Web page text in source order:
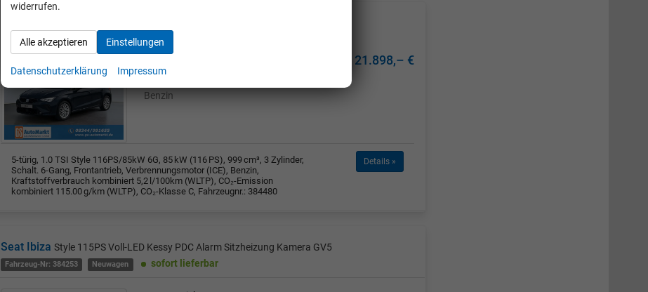
Fahrzeug-Nr: 384480 Neuwagen
Frontantrieb
Schalt. 6-Gang
Benzin
21.898,– €
5-türig, 1.0 TSI Style 116PS/85kW 6G, 85 kW (116 PS), 999 cm³, 3 Zylinder,
Schalt. 6-Gang, Frontantrieb, Verbrennungsmotor (ICE), Benzin,
Kraftstoffverbrauch kombiniert 5,2 l/100km (WLTP), CO₂-Emission
kombiniert 115.00 g/km (WLTP), CO₂-Klasse C, Fahrzeugnr.: 384480
Details »
Seat Ibiza Style 115PS Voll-LED Kessy PDC Alarm Sitzheizung Kamera GV5
Fahrzeug-Nr: 384253 Neuwagen sofort lieferbar
widerrufen.
Alle akzeptieren Einstellungen
Datenschutzerklärung Impressum